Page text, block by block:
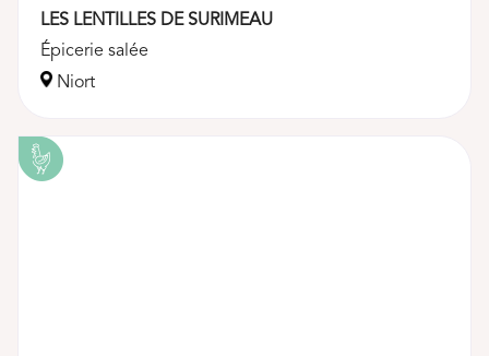
LES LENTILLES DE SURIMEAU
Épicerie salée
Niort